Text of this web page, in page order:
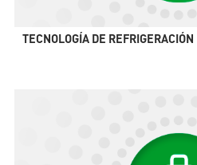
TECNOLOGÍA DE REFRIGERACIÓN